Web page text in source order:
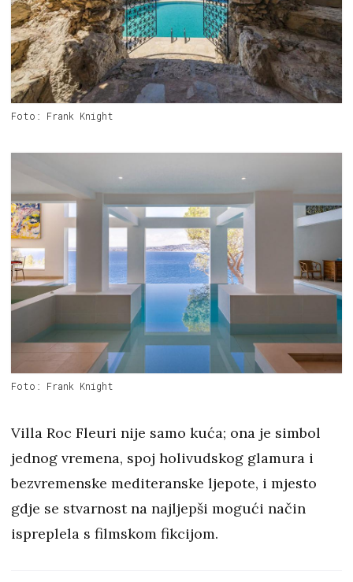
Foto: Frank Knight
Foto: Frank Knight
Villa Roc Fleuri nije samo kuća; ona je simbol
jednog vremena, spoj holivudskog glamura i
bezvremenske mediteranske ljepote, i mjesto
gdje se stvarnost na najljepši mogući način
ispreplela s filmskom fikcijom.